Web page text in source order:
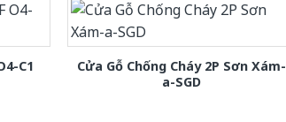
C1
Cửa Gỗ Chống Cháy 2P Sơn Xám-
a-SGD